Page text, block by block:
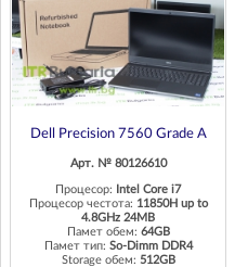
Dell Precision 7560 Grade A
Арт. № 80126610
Процесор:
Intel Core i7
Процесор честота: 11850H up to
4.8GHz 24MB
Памет обем: 64GB
Памет тип: So-Dimm DDR4
Storage обем: 512GB